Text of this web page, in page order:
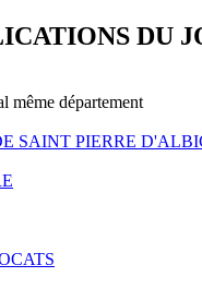
DU
même département
SAINT PIERRE